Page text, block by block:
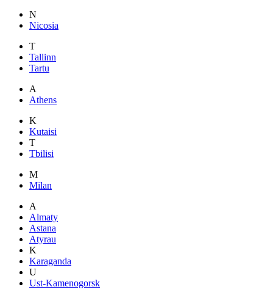
N
Nicosia
T
Tallinn
Tartu
A
Athens
K
Kutaisi
T
Tbilisi
M
Milan
A
Almaty
Astana
Atyrau
K
Karaganda
U
Ust-Kamenogorsk